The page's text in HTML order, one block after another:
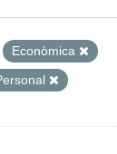
Econòmica